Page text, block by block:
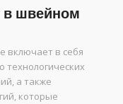
в швейном
включает в себя
а также
которые